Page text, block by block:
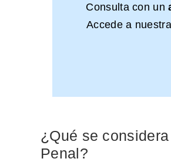
Consulta con un
Accede a
¿Qué se
Penal?